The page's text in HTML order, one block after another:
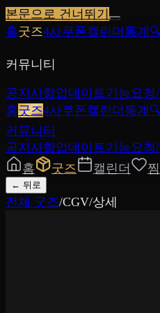
본문으로 건너뛰기
홈굿즈4사쿠폰캘린더 통계
커뮤니티
공지사항업데이트기능요청
홈굿즈4사쿠폰캘린더 통계
커뮤니티
공지사항업데이트기능요청
홈
굿즈 캘린더 찜
← 뒤로
전체 굿즈/CGV/상세